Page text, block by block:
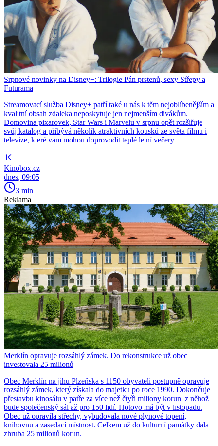
Srpnové novinky na Disney+: Trilogie Pán prstenů, sexy Střepy a
Futurama
Streamovací služba Disney+ patří také u nás k těm nejoblíbenějším a
kvalitní obsah zdaleka neposkytuje jen nejmenším divákům.
Domovina pixarovek, Star Wars i Marvelu v srpnu opět rozšiřuje
svůj katalog a přibývá několik atraktivních kousků ze světa filmu i
televize, které vám mohou doprovodit teplé letní večery.
Kinobox.cz
dnes, 09:05
3 min
Reklama
Merklín opravuje rozsáhlý zámek. Do rekonstrukce už obec
investovala 25 milionů
Obec Merklín na jihu Plzeňska s 1150 obyvateli postupně opravuje
rozsáhlý zámek, který získala do majetku po roce 1990. Dokončuje
přestavbu kinosálu v patře za více než čtyři miliony korun, z něhož
bude společenský sál až pro 150 lidí. Hotovo má být v listopadu.
Obec už opravila střechy, vybudovala nové plynové topení,
knihovnu a zasedací místnost. Celkem už do kulturní památky dala
zhruba 25 milionů korun.